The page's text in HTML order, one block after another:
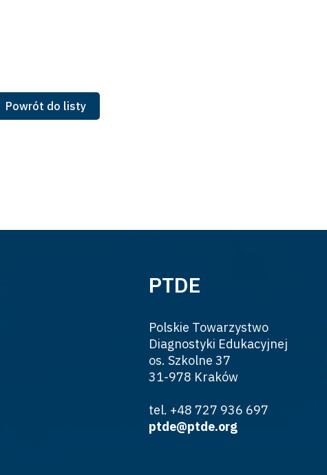
Powrót do listy
PTDE
Polskie Towarzystwo
Diagnostyki Edukacyjnej
os. Szkolne 37
31-978 Kraków
tel. +48 727 936 697
ptde@ptde.org